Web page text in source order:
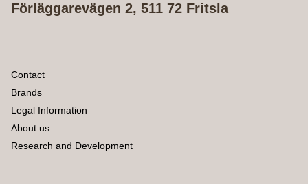
Förläggarevägen 2, 511 72 Fritsla
Contact
Brands
Legal Information
About us
Research and Development